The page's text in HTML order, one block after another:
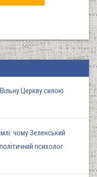
Церкву силою
чому Зеленський
психолог